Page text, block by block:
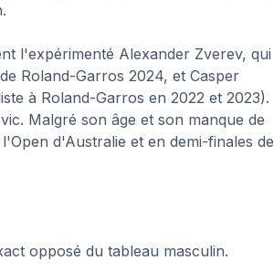
l'expérimenté Alexander Zverev, qui
Roland-Garros 2024, et Casper
à Roland-Garros en 2022 et 2023).
Malgré son âge et son manque de
d'Australie et en demi-finales de
opposé du tableau masculin.